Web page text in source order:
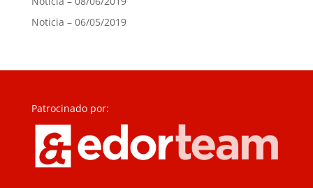
Noticia – 06/05/2019
Patrocinado por: